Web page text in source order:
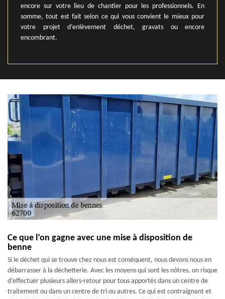
encore sur votre lieu de chantier pour les professionnels. En
somme, tout est fait selon ce qui vous convient le mieux pour
votre projet d’enlèvement déchet, gravats ou encore
encombrant.
Ce que l’on gagne avec une mise à disposition de
benne
Si le déchet qui se trouve chez nous est conséquent, nous devons nous en
débarrasser à la déchetterie. Avec les moyens qui sont les nôtres, on risque
d’effectuer plusieurs allers-retour pour tous apportés dans un centre de
traitement ou dans un centre de tri ou autres. Ce qui est contraignant et